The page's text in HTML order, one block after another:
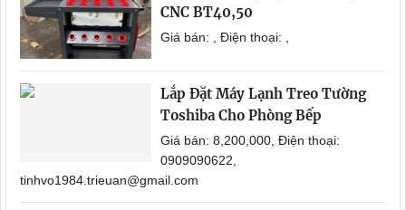
CNC BT40,50
Giá bán: , Điện thoại: ,
Lắp Đặt Máy Lạnh Treo Tường
Toshiba Cho Phòng Bếp
Giá bán: 8,200,000, Điện thoại:
0909090622,
tinhvo1984.trieuan@gmail.com